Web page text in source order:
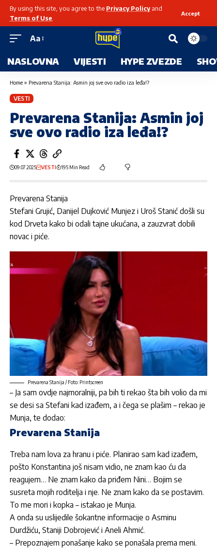
By using this site, you agree to the Privacy Policyand
Terms of Use
Accept
Aa
NASLOVNA VIJESTI HYPE ZVEZDE
Home » Prevarena Stanija: Asmin joj sve ovo radio iza leđa!?
VESTI
Prevarena Stanija: Asmin joj
sve ovo radio iza leđa!?
09.07.2025 VESTI 195 Min Read
Prevarena Stanija
Stefani Grujić, Danijel Dujković Munjez i Uroš Stanić došli su
kod Drveta kako bi odali tajne ukućana, a zauzvrat dobili
novac i piće.
Prevarena Stanija / Foto: Printscreen
– Ja sam ovdje najmoralniji, pa bih ti rekao šta bih volio da mi
se desi sa Stefani kad izađem, a i čega se plašim – rekao je
Munja, te dodao:
Prevarena Stanija
Treba nam lova za hranu i piće. Planirao sam kad izađem,
pošto Konstantina još nisam vidio, ne znam kao ću da
reagujem… Ne znam kako da priđem Nini… Bojim se
susreta mojih roditelja i nje. Ne znam kako da se postavim.
To me mori i kopka – istakao je Munja.
A onda su uslijedile šokantne informacije o Asminu
Durdžiću, Staniji Dobrojević i Aneli Ahmić.
– Prepoznajem ponašanje kako se ponašala prema meni.